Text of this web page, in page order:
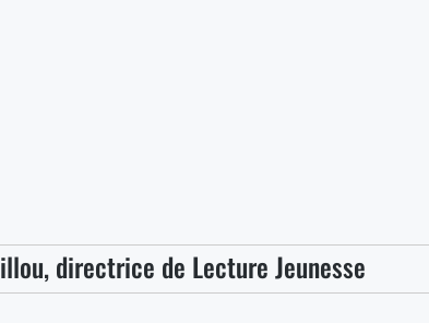
directrice de Lecture Jeunesse